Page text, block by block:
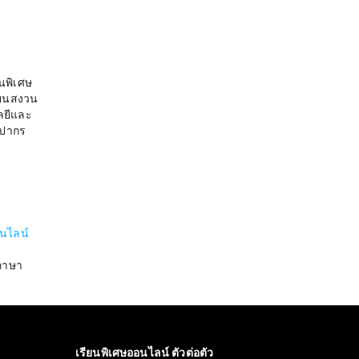
พิเศษ
นสงวน
ยีและ
ากร
ไลน์
ษา
เรียนพิเศษออนไลน์ ตัวต่อตัว